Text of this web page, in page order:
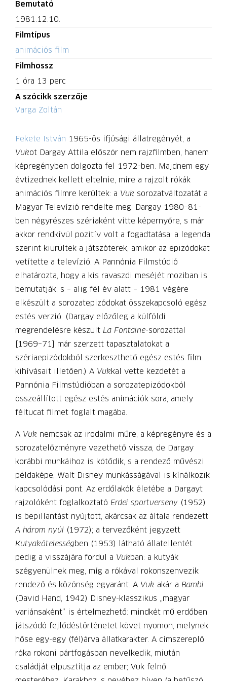
Bemutató
1981.12.10.
Filmtípus
animációs film
Filmhossz
1 óra 13 perc
A szócikk szerzője
Varga Zoltán
Fekete István 1965-ös ifjúsági állatregényét, a
Vukot Dargay Attila először nem rajzfilmben, hanem
képregényben dolgozta fel 1972-ben. Majdnem egy
évtizednek kellett eltelnie, mire a rajzolt rókák
animációs filmre kerültek: a Vuk sorozatváltozatát a
Magyar Televízió rendelte meg. Dargay 1980–81-
ben négyrészes szériaként vitte képernyőre, s már
akkor rendkívül pozitív volt a fogadtatása: a legenda
szerint kiürültek a játszóterek, amikor az epizódokat
vetítette a televízió. A Pannónia Filmstúdió
elhatározta, hogy a kis ravaszdi meséjét moziban is
bemutatják, s – alig fél év alatt – 1981 végére
elkészült a sorozatepizódokat összekapcsoló egész
estés verzió. (Dargay előzőleg a külföldi
megrendelésre készült La Fontaine-sorozattal
[1969–71] már szerzett tapasztalatokat a
szériaepizódokból szerkeszthető egész estés film
kihívásait illetően.) A Vuk kal vette kezdetét a
Pannónia Filmstúdióban a sorozatepizódokból
összeállított egész estés animációk sora, amely
féltucat filmet foglalt magába.
A Vuk nemcsak az irodalmi műre, a képregényre és a
sorozatelőzményre vezethető vissza, de Dargay
korábbi munkáihoz is kötődik, s a rendező művészi
példaképe, Walt Disney munkásságával is kínálkozik
kapcsolódási pont. Az erdőlakók életébe a Dargayt
rajzolóként foglalkoztató Erdei sportverseny (1952)
is bepillantást nyújtott, akárcsak az általa rendezett
A három nyúl (1972); a tervezőként jegyzett
Kutyakötelességben (1953) látható állatellentét
pedig a visszájára fordul a Vukban: a kutyák
szégyenülnek meg, míg a rókával rokonszenvezik
rendező és közönség egyaránt. A Vuk akár a Bambi
(David Hand, 1942) Disney-klasszikus „magyar
variánsaként” is értelmezhető: mindkét mű erdőben
játszódó fejlődéstörténetet követ nyomon, melynek
hőse egy-egy (fél)árva állatkarakter. A címszereplő
róka rokoni pártfogásban nevelkedik, miután
családját elpusztítja az ember; Vuk felnő